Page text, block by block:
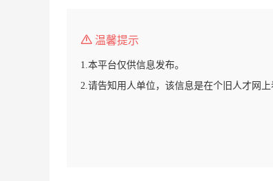
温馨提示
1.本平台仅供信息发布。
2.请告知用人单位，该信息是在个旧人才网上